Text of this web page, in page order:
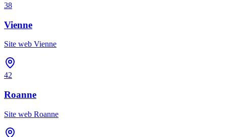
38
Vienne
Site web Vienne
42
Roanne
Site web Roanne